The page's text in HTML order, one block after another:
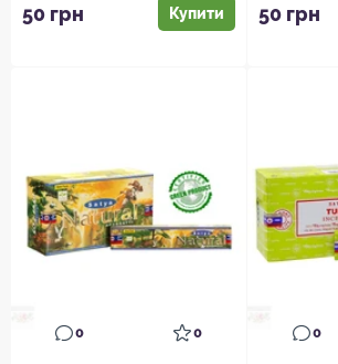
що прин...
50 грн Купити проб...
50 грн
0 0 0